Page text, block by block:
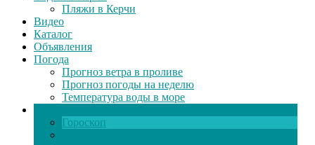
Пляжи в Керчи
Видео
Каталог
Объявления
Погода
Прогноз ветра в проливе
Прогноз погоды на неделю
Температура воды в море
Гороскоп